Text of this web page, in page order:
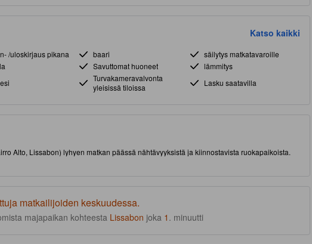
Katso kaikki
/uloskirjaus pikana baari
säilytys matkatavaroille
Savuttomat huoneet
lämmitys
Turvakameravalvonta
yleisissä tiloissa
Lasku saatavilla
Alto, Lissabon) lyhyen matkan päässä nähtävyyksistä ja kiinnostavista ruokapaikoista.
matkailijoiden keskuudessa.
majapaikan kohteesta Lissabon joka 1 . minuutti